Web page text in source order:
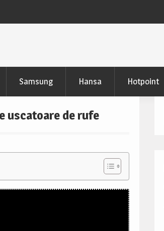
Samsung Hansa Hotpoint
uscatoare de rufe